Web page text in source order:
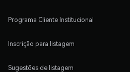
Programa Cliente Institucional
Inscrição para listagem
Sugestões de listagem